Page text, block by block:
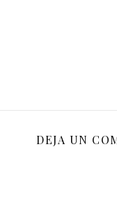
DEJA UN